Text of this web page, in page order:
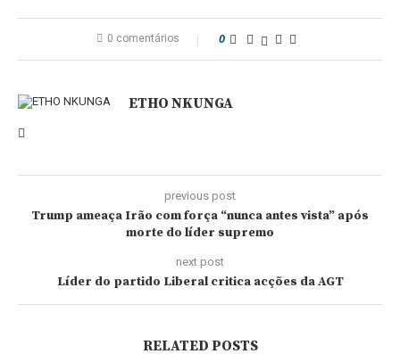
0 comentários 0
ETHO NKUNGA
previous post
Trump ameaça Irão com força “nunca antes vista” após
morte do líder supremo
next post
Líder do partido Liberal critica acções da AGT
RELATED POSTS